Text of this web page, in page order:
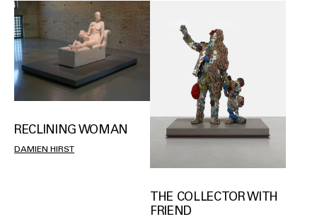
RECLINING WOMAN
DAMIEN HIRST
THE COLLECTOR WITH
FRIEND